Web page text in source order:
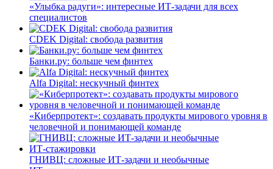
«Улыбка радуги»: интересные ИТ-задачи для всех
специалистов
CDEK Digital: свобода развития
Банки.ру: больше чем финтех
Alfa Digital: нескучный финтех
«Киберпротект»: создавать продукты мирового уровня в
человечной и понимающей команде
ГНИВЦ: сложные ИТ‑задачи и необычные